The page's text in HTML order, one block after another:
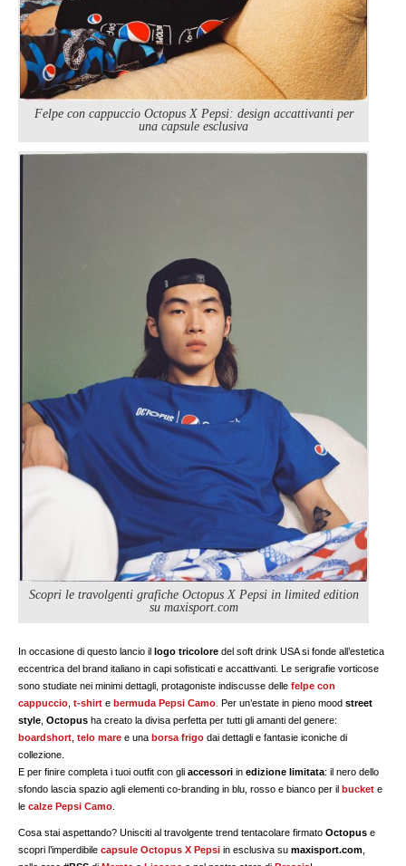
Felpe con cappuccio Octopus X Pepsi: design accattivanti per
una capsule esclusiva
Scopri le travolgenti grafiche Octopus X Pepsi in limited edition
su maxisport.com
In occasione di questo lancio illogo tricolore del soft drink USA si fonde all’estetica
eccentrica del brand italiano in capi sofisticati e accattivanti. Le serigrafie vorticose
sono studiate nei minimi dettagli, protagoniste indiscusse dellefelpe con
cappuccio ,t-shirt ebermuda Pepsi Camo Per un’estate in pieno moodstreet
style ,Octopus ha creato la divisa perfetta per tutti gli amanti del genere:
boardshort ,telo mare e unaborsa frigo dai dettagli e fantasie iconiche di
collezione.
E per finire completa i tuoi outfit con gliaccessori in edizione limitata: il nero dello
sfondo lascia spazio agli elementi co-branding in blu, rosso e bianco per ilbucket e
lecalze Pepsi Camo
Cosa stai aspettando? Unisciti al travolgente trend tentacolare firmatoOctopus e
scopri l’imperdibilecapsuleOctopus X Pepsi in esclusiva sumaxisport.com